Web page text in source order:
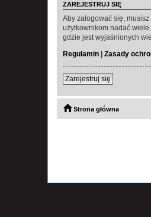
ZAREJESTRUJ SIĘ
Aby zalogować się,
użytkownikom nadać
gdzie jest wyjaśnionych
Regulamin | Zasady
Zarejestruj się
Strona główna